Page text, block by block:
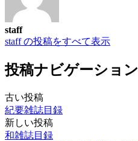
staff
staff の投稿をすべて表示
投稿ナビゲーション
古い投稿
紀要雑誌目録
新しい投稿
和雑誌目録